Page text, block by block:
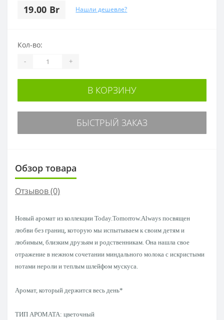
19.00 Br Нашли дешевле?
Кол-во:
- +
В КОРЗИНУ
БЫСТРЫЙ ЗАКАЗ
Обзор товара
Отзывов (0)
Новый аромат из коллекции Today.Tomorrow.Always посвящен
любви без границ, которую мы испытываем к своим детям и
любимым, близким друзьям и родственникам. Она нашла свое
отражение в нежном сочетании миндального молока с искристыми
нотами нероли и теплым шлейфом мускуса.
Аромат, который держится весь день*
ТИП АРОМАТА: цветочный